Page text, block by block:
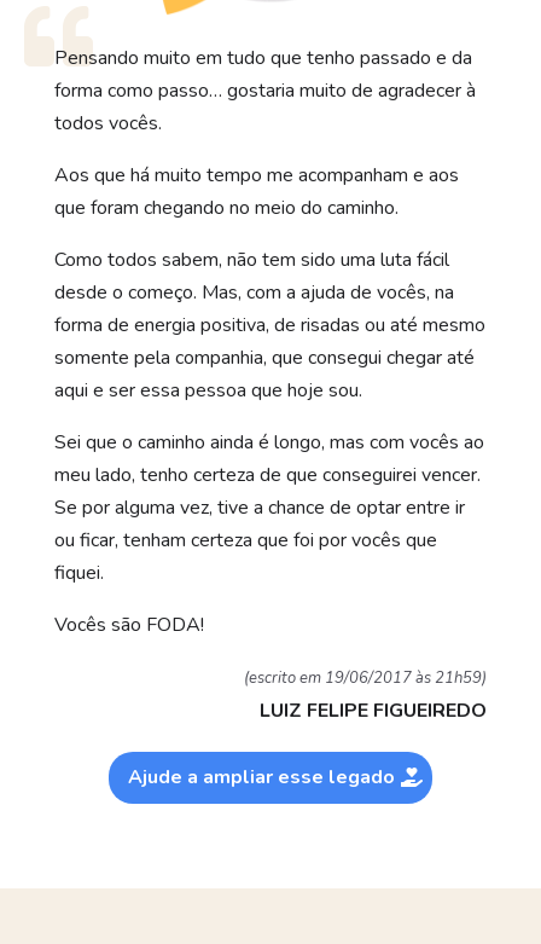

Pensando muito em tudo que tenho passado e da
forma como passo… gostaria muito de agradecer à
todos vocês.
Aos que há muito tempo me acompanham e aos
que foram chegando no meio do caminho.
Como todos sabem, não tem sido uma luta fácil
desde o começo. Mas, com a ajuda de vocês, na
forma de energia positiva, de risadas ou até mesmo
somente pela companhia, que consegui chegar até
aqui e ser essa pessoa que hoje sou.
Sei que o caminho ainda é longo, mas com vocês ao
meu lado, tenho certeza de que conseguirei vencer.
Se por alguma vez, tive a chance de optar entre ir
ou ficar, tenham certeza que foi por vocês que
fiquei.
Vocês são FODA!
(escrito em 19/06/2017 às 21h59)
LUIZ FELIPE FIGUEIREDO
Ajude a ampliar esse legado